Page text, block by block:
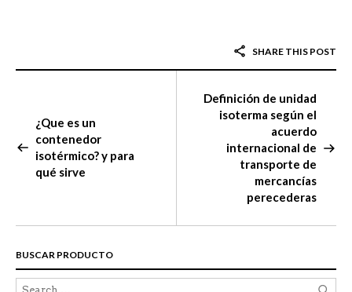
SHARE THIS POST
¿Que es un
contenedor
isotérmico? y para
qué sirve
Definición de unidad
isoterma según el
acuerdo
internacional de
transporte de
mercancías
perecederas
BUSCAR PRODUCTO